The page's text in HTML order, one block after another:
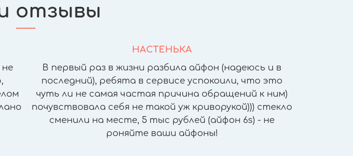
отзывы
НАСТЕНЬКА
В первый раз в жизни разбила айфон (надеюсь и в
последний), ребята в сервисе успокоили, что это
чуть ли не самая частая причина обращений к ним)
почувствовала себя не такой уж криворукой))) стекло
сменили на месте, 5 тыс рублей (айфон 6s) - не
роняйте ваши айфоны!